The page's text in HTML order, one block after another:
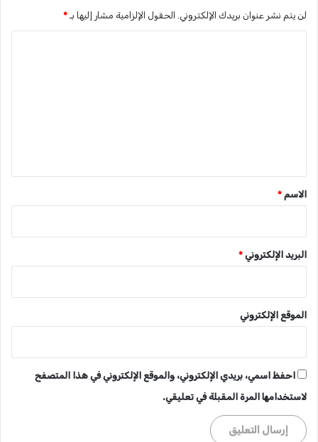
لن يتم نشر عنوان بريدك الإلكتروني. الحقول الإلزامية مشار إليها بـ *
*الاسم *
البريد الإلكتروني *
الموقع الإلكتروني
احفظ اسمي، بريدي الإلكتروني، والموقع الإلكتروني في هذا المتصفح
لاستخدامها المرة المقبلة في تعليقي.